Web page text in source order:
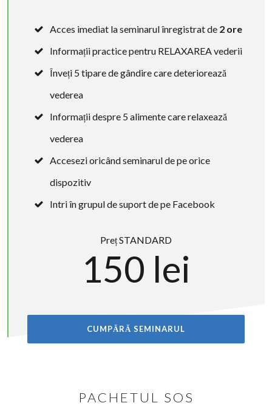
Acces imediat la seminarul înregistrat de 2 ore
Informații practice pentru RELAXAREA vederii
Înveți 5 tipare de gândire care deteriorează
vederea
Informații despre 5 alimente care relaxează
vederea
Accesezi oricând seminarul de pe orice
dispozitiv
Intri în grupul de suport de pe Facebook
Preț STANDARD
150 lei
CUMPĂRĂ SEMINARUL
PACHETUL SOS